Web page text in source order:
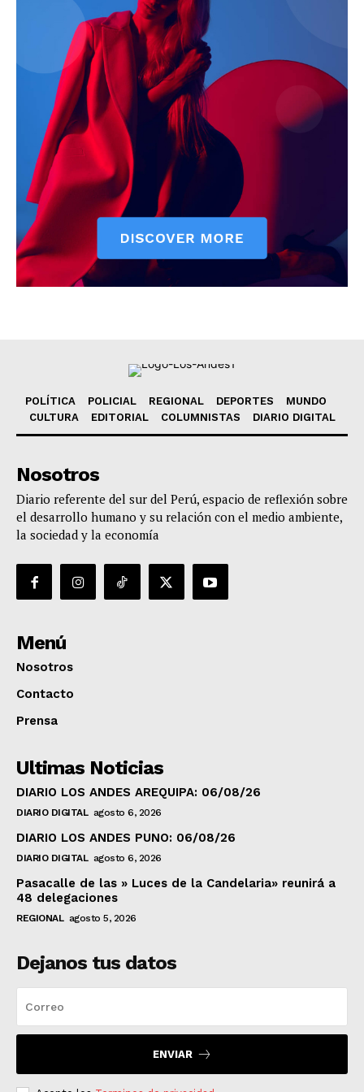
POLÍTICA POLICIAL REGIONAL DEPORTES
MUNDO
CULTURA
EDITORIAL COLUMNISTAS DIARIO DIGITAL
Nosotros
Diario referente del sur del Perú, espacio de reflexión sobre
el desarrollo humano y su relación con el medio ambiente,
la sociedad y la economía
Menú
Nosotros
Contacto
Prensa
Ultimas Noticias
DIARIO LOS ANDES AREQUIPA: 06/08/26
DIARIO DIGITAL agosto 6, 2026
DIARIO LOS ANDES PUNO: 06/08/26
DIARIO DIGITAL agosto 6, 2026
Pasacalle de las » Luces de la Candelaria» reunirá a
48 delegaciones
REGIONAL agosto 5, 2026
Dejanos tus datos
ENVIAR